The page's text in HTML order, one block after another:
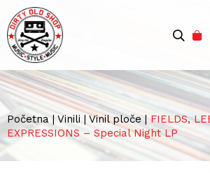
Početna | Vinili | Vinil ploče|FIELDS,
EXPRESSIONS – Special Night LP